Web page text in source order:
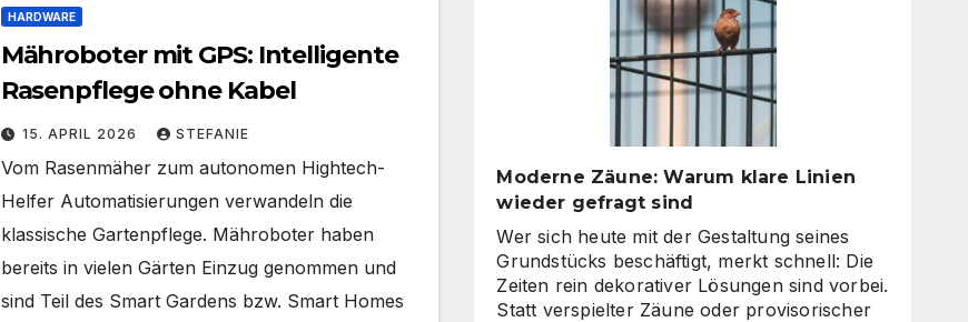
HARDWARE
Mähroboter mit GPS: Intelligente
Rasenpflege ohne Kabel
15. APRIL 2026 STEFANIE
Vom Rasenmäher zum autonomen Hightech-
Helfer Automatisierungen verwandeln die
klassische Gartenpflege. Mähroboter haben
bereits in vielen Gärten Einzug genommen und
sind Teil des Smart Gardens bzw. Smart Homes
Inhouse-
finden
Unternehmen
Weg
skalierbarem
Video-
Content
Moderne Zäune: Warum klare Linien
wieder gefragt sind
Wer sich heute mit der Gestaltung seines
Grundstücks beschäftigt, merkt schnell: Die
Zeiten rein dekorativer Lösungen sind vorbei.
Statt verspielter Zäune oder provisorischer